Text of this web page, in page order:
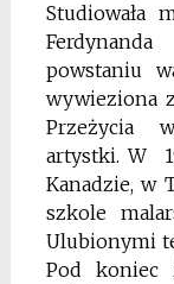
Studiowała
powstaniu
wywieziona
Przeżycia
artystki. W
Kanadzie, w
szkole
Ulubionymi
Pod koniec